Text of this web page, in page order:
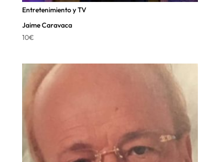
Entretenimiento y TV
Jaime Caravaca
10€